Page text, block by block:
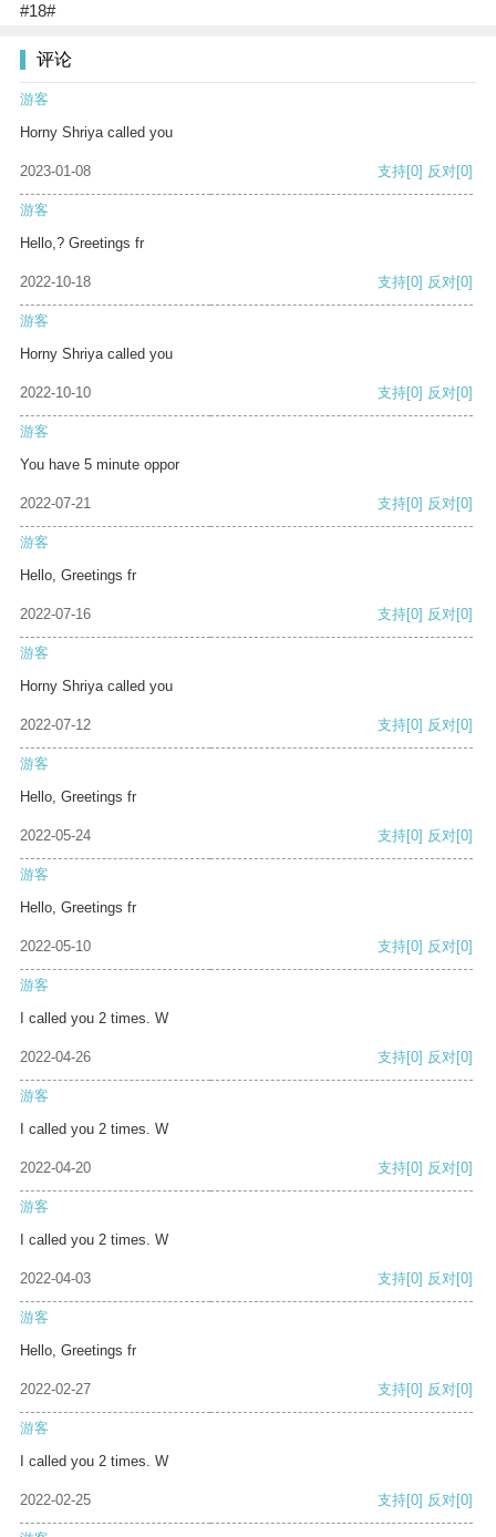
#18#
评论
游客
Horny Shriya called you
2023-01-08 支持[0] 反对[0]
游客
Hello,? Greetings fr
2022-10-18 支持[0] 反对[0]
游客
Horny Shriya called you
2022-10-10 支持[0] 反对[0]
游客
You have 5 minute oppor
2022-07-21 支持[0] 反对[0]
游客
Hello, Greetings fr
2022-07-16 支持[0] 反对[0]
游客
Horny Shriya called you
2022-07-12 支持[0] 反对[0]
游客
Hello, Greetings fr
2022-05-24 支持[0] 反对[0]
游客
Hello, Greetings fr
2022-05-10 支持[0] 反对[0]
游客
I called you 2 times. W
2022-04-26 支持[0] 反对[0]
游客
I called you 2 times. W
2022-04-20 支持[0] 反对[0]
游客
I called you 2 times. W
2022-04-03 支持[0] 反对[0]
游客
Hello, Greetings fr
2022-02-27 支持[0] 反对[0]
游客
I called you 2 times. W
2022-02-25 支持[0] 反对[0]